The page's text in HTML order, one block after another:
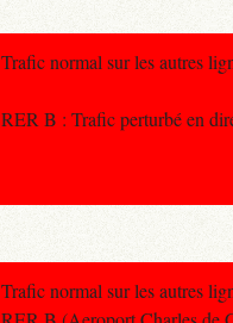
Trafic normal sur les autres
RER B : Trafic perturbé en
Trafic normal sur les autres